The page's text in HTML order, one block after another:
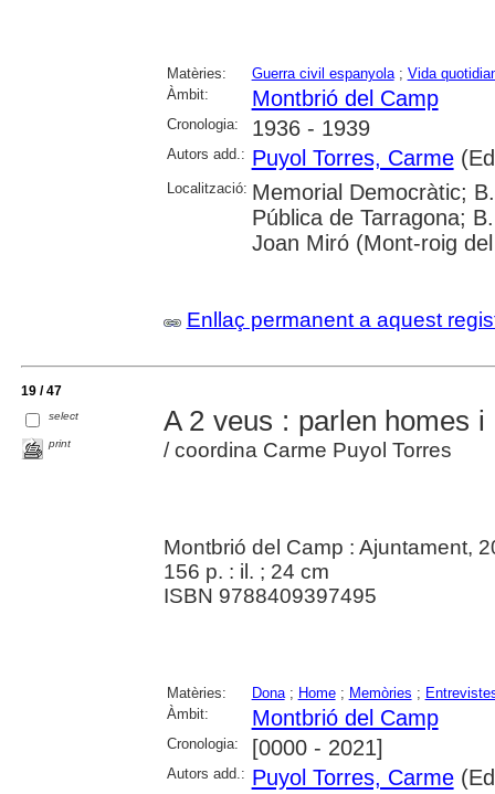
Matèries: Guerra civil espanyola; Vida
Àmbit:
Montbrió del Camp
Cronologia: 1936 - 1939
Autors add.: Puyol Torres, Carme
Localització: Memorial Democràtic;
Pública de Tarragona;
Joan Miró (Mont-roig
Enllaç permanent a aquest
19 / 47
select
print
A 2 veus : parlen homes
/ coordina Carme Puyol Torres
Montbrió del Camp : Ajuntament,
156 p. : il. ; 24 cm
ISBN 9788409397495
Matèries: Dona; Home; Memòries ;
Àmbit:
Montbrió del Camp
Cronologia: [0000 - 2021]
Autors add.: Puyol Torres, Carme